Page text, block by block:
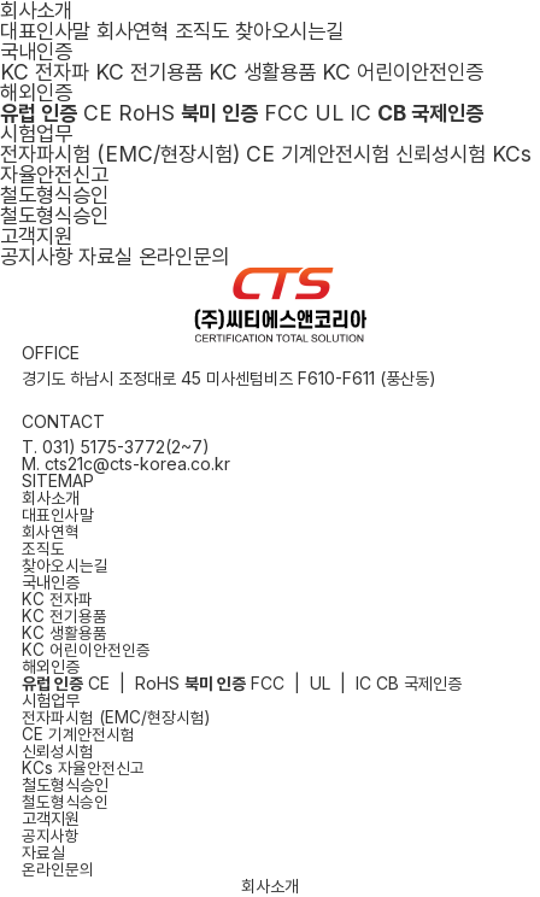
회사소개
대표인사말 회사연혁 조직도 찾아오시는길
국내인증
KC 전자파 KC 전기용품 KC 생활용품 KC 어린이안전인증
해외인증
유럽 인증 CE RoHS 북미 인증 FCC UL IC CB 국제인증
시험업무
전자파시험 (EMC/현장시험) CE 기계안전시험 신뢰성시험 KCs
자율안전신고
철도형식승인
철도형식승인
고객지원
공지사항 자료실 온라인문의
OFFICE
경기도 하남시 조정대로 45 미사센텀비즈 F610-F611 (풍산동)
CONTACT
T. 031) 5175-3772(2~7)
M. cts21c@cts-korea.co.kr
SITEMAP
회사소개
대표인사말
회사연혁
조직도
찾아오시는길
국내인증
KC 전자파
KC 전기용품
KC 생활용품
KC 어린이안전인증
해외인증
유럽 인증 CE RoHS 북미 인증 FCC UL IC CB 국제인증
시험업무
전자파시험 (EMC/현장시험)
CE 기계안전시험
신뢰성시험
KCs 자율안전신고
철도형식승인
철도형식승인
고객지원
공지사항
자료실
온라인문의
회사소개